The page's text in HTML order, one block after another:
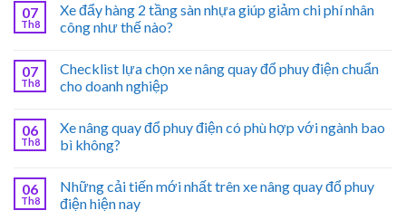
07
Th8
Xe đẩy hàng 2 tầng sàn nhựa giúp giảm chi phí nhân
công như thế nào?
07
Th8
Checklist lựa chọn xe nâng quay đổ phuy điện chuẩn
cho doanh nghiệp
06
Th8
Xe nâng quay đổ phuy điện có phù hợp với ngành bao
bì không?
06
Th8
Những cải tiến mới nhất trên xe nâng quay đổ phuy
điện hiện nay